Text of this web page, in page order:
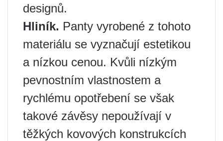
designů.
Hliník. Panty vyrobené z tohoto
materiálu se vyznačují estetikou
a nízkou cenou. Kvůli nízkým
pevnostním vlastnostem a
rychlému opotřebení se však
takové závěsy nepoužívají v
těžkých kovových konstrukcích